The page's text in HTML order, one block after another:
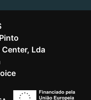
de Privacidade
Lda